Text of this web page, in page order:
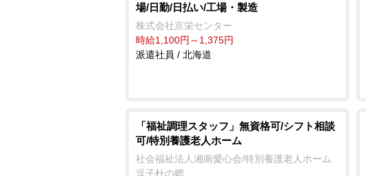
場/日勤/日払い/工場・製造
株式会社京栄センター
時給1,100円～1,375円
派遣社員 / 北海道
「福祉調理スタッフ」無資格可/シフト相談
可/特別養護老人ホーム
社会福祉法人湘南愛心会/特別養護老人ホーム
逗子杜の郷